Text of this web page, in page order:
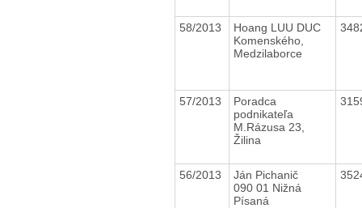
58/2013
Hoang LUU DUC
Komenského,
Medzilaborce
57/2013
Poradca
podnikateľa
M.Rázusa 23,
Žilina
56/2013
Ján Pichanič
090 01 Nižná
Písaná